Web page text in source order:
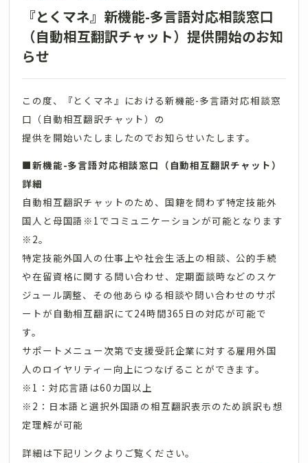
『とくマネ』新機能-多言語対応相談窓口
（自動相互翻訳チャット）提供開始のお知
らせ
この度、『とくマネ』における新機能-多言語対応相談窓
口（自動相互翻訳チャット）の
提供を開始いたしましたのでお知らせいたします。
■新機能-多言語対応相談窓口（自動相互翻訳チャット）
詳細
自動相互翻訳チャットのため、国籍を問わず特定技能外
国人と母国語※1でコミュニケーションが可能となります
※2。
特定技能外国人の仕事上や社会生活上の相談、公的手続
や在留資格に関する問い合わせ、定期面談時などのスケ
ジュール調整、その他あらゆる相談や問い合わせのサポ
ートが自動相互翻訳にて24時間365日の対応が可能で
す。
サポートメニュー次第で支援受託企業に対する雇用外国
人のロイヤリティー向上につなげることができます。
※1：対応言語は60カ国以上
※2：日本語と選択外国語の相互翻訳表示のため誤訳も想
定理解が可能
詳細は下記リンクよりご覧ください。